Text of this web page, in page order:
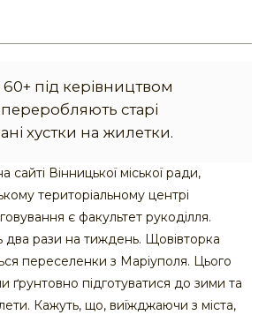
під керівництвом
старі
хустки на жилетки.
сайті Вінницької міської ради,
територіальному центрі
є факультет рукоділля.
два рази на тиждень. Щовівторка
переселенки з Маріуполя. Цього
ґрунтовно підготуватися до зими та
Кажуть, що, виїжджаючи з міста,